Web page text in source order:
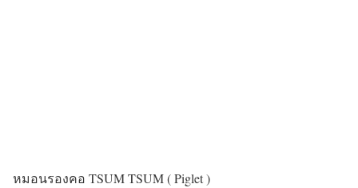
หมอนรองคอ TSUM TSUM ( Piglet )